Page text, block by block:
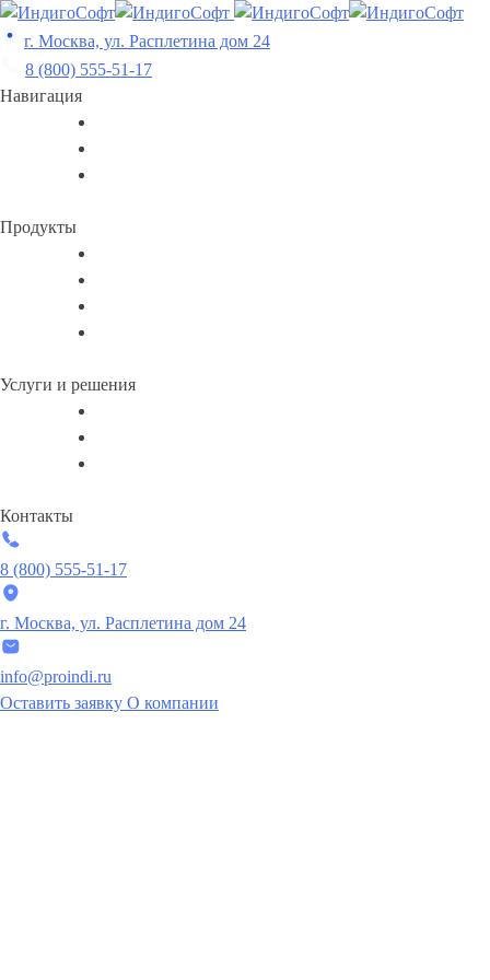
Skip
to
content
г. Москва, ул. Расплетина дом 24
8 (800) 555-51-17
Навигация
Продукты
Услуги и решения
Контакты
8 (800) 555-51-17
г. Москва, ул. Расплетина дом 24
info@proindi.ru
Оставить заявку О компании